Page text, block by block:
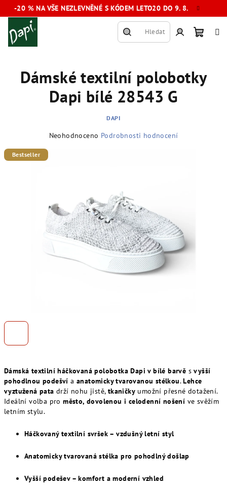
Přejít
na
-20 % NA VŠE NEZLEVNĚNÉ S KÓDEM LETO20 DO 9. 8.
Hledat
košík
Dámská textilní háčkovaná polobotka Dapi v bílé barvě svyšší
pohodlnou podešví aanatomicky tvarovanou stélkou.Lehce
vyztužená pata drží nohu jistě, tkaničky umožní přesné dotažení.
Ideální volba proměsto, dovolenou i celodenní nošení ve svěžím
letním stylu.
Háčkovaný textilní svršek – vzdušný letní styl
Anatomicky tvarovaná stélka pro pohodlný došlap
Vyšší podešev – komfort a moderní vzhled
Dámské textilní polobotky
Dapi bílé 28543 G
DAPI
produktu
Neohodnoceno Podrobnosti hodnocení
Bestseller